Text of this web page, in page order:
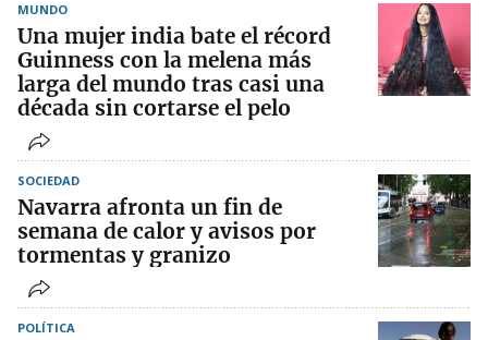
MUNDO
Una mujer india bate el récord
Guinness con la melena más
larga del mundo tras casi una
década sin cortarse el pelo
SOCIEDAD
Navarra afronta un fin de
semana de calor y avisos por
tormentas y granizo
POLÍTICA